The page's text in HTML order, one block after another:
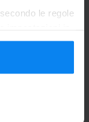
le regole
la nostra
vivamente!